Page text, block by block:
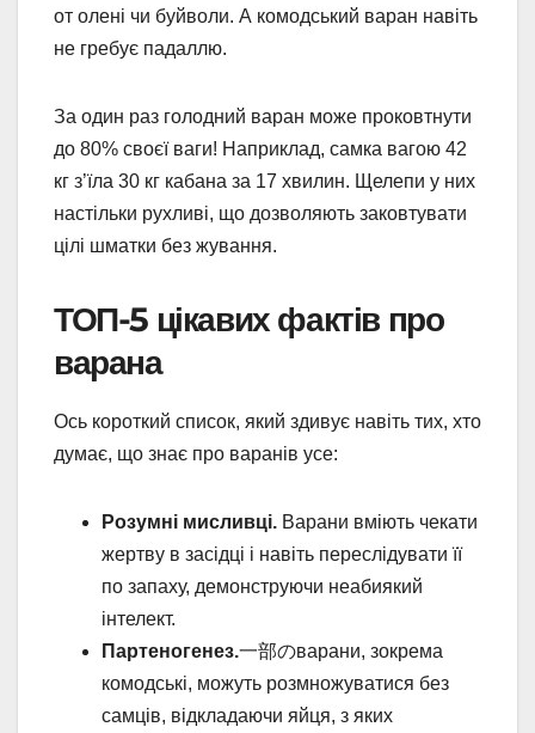
от олені чи буйволи. А комодський варан навіть
не гребує падаллю.
За один раз голодний варан може проковтнути
до 80% своєї ваги! Наприклад, самка вагою 42
кг з’їла 30 кг кабана за 17 хвилин. Щелепи у них
настільки рухливі, що дозволяють заковтувати
цілі шматки без жування.
ТОП-5 цікавих фактів про
варана
Ось короткий список, який здивує навіть тих, хто
думає, що знає про варанів усе:
Розумні мисливці. Варани вміють чекати
жертву в засідці і навіть переслідувати її
по запаху, демонструючи неабиякий
інтелект.
Партеногенез.一部のварани, зокрема
комодські, можуть розмножуватися без
самців, відкладаючи яйця, з яких